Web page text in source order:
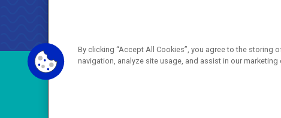
By clicking “Accept All Cookies”, you agree to the storing
navigation, analyze site usage, and assist in our marketing